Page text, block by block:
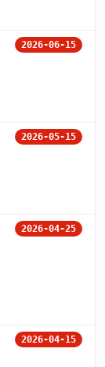
2026-06-15
2026-05-15
2026-04-25
2026-04-15